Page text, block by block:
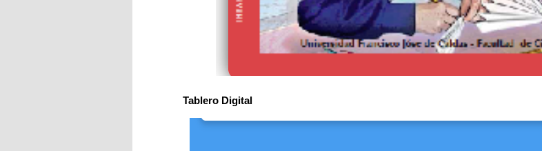
Tablero Digital